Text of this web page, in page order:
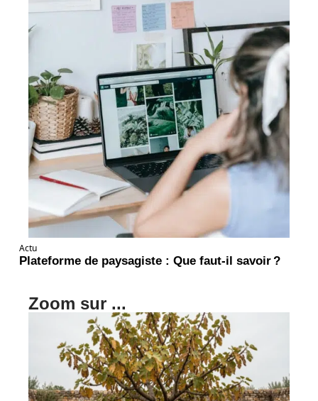
Actu
Plateforme de paysagiste : Que faut-il savoir ?
Zoom sur ...